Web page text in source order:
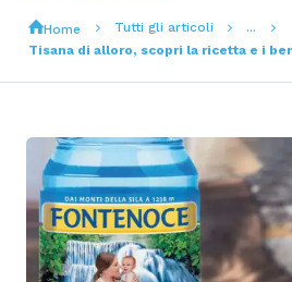
Home Tutti gli articoli
...
Tisana di alloro, scopri la ricetta e i